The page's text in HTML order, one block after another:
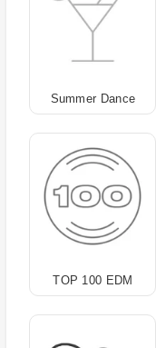
Summer Dance
TOP 100 EDM